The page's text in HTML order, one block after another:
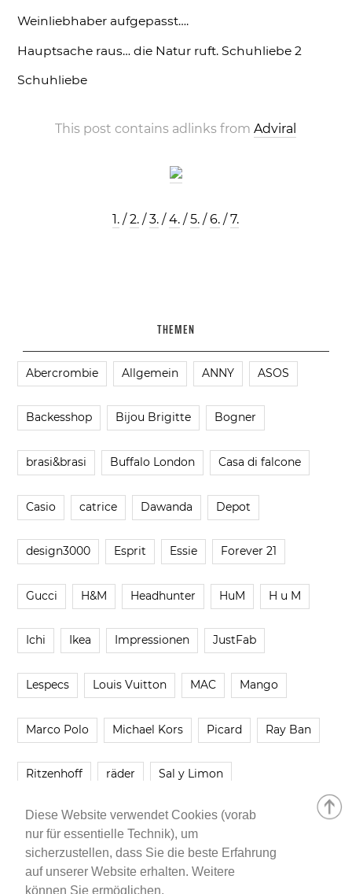
Diese Website verwendet Cookies (vorab
nur für essentielle Technik), um
sicherzustellen, dass Sie die beste Erfahrung
auf unserer Website erhalten. Weitere
können Sie ermöglichen.
Weinliebhaber aufgepasst….
Hauptsache raus… die Natur ruft. Schuhliebe 2
Schuhliebe
This post contains adlinks fromAdviral
1. /2. /3. /4. /5. /6. /7.
THEMEN
Abercrombie Allgemein ANNY ASOS
Backesshop Bijou Brigitte Bogner
brasi&brasi Buffalo London Casa di falcone
Casio catrice Dawanda Depot
design3000 Esprit Essie Forever 21
Gucci H&M Headhunter HuM H u M
Ichi Ikea Impressionen JustFab
Lespecs Louis Vuitton MAC Mango
Marco Polo Michael Kors Picard Ray Ban
Ritzenhoff räder Sal y Limon
Smartbuyglasses smash! Steve Madden
Younique Zara